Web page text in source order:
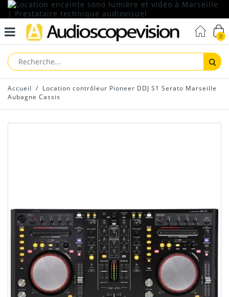
0
Accueil / Location contrôleur Pioneer DDJ S1 Serato Marseille
Aubagne Cassis